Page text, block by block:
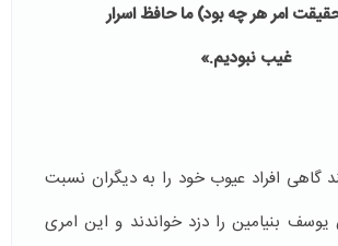
امر هر چه بود) ما حافظ اسرار
غیب نبودیم.»
گاهی افراد عیوب خود را به دیگران نسبت
یوسف بنیامین را دزد خواندند و این امری